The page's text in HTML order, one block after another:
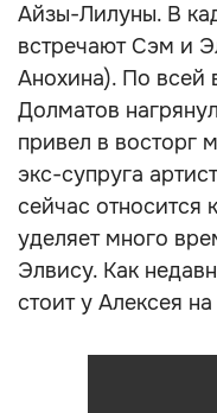
Айзы-Лилуны. В
встречают Сэм и
Анохина). По всей
Долматов
привел в восторг
экс-супруга
сейчас относится
уделяет много
Элвису. Как
стоит у Алексея